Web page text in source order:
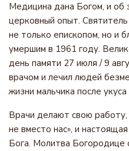
Медицина дана Богом, и об
церковный опыт.
не только епископом, но и
умершим в 1961 году.
день памяти 27 июля / 9
врачом и лечил людей
жизни мальчика после укуса
Врачи делают свою работу,
не вместо нас», и
Бога. Молитва Богородице